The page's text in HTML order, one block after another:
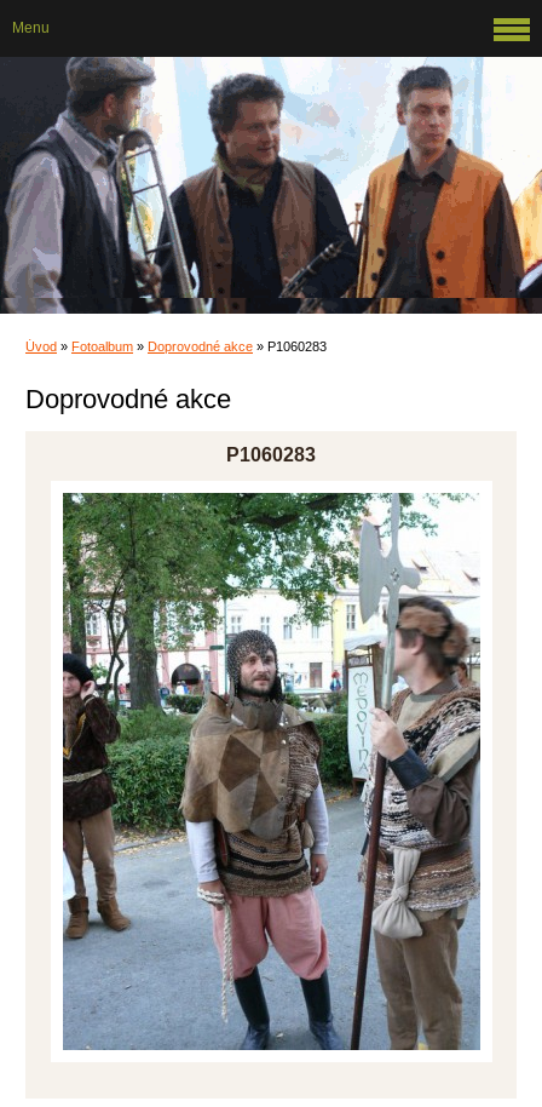
Úvod » Fotoalbum » Doprovodné akce » P1060283
Doprovodné akce
P1060283
Menu